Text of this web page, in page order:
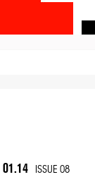
01.14 ISSUE 08